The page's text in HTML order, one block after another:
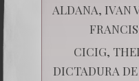
ALDANA, IVAN
CICIG,
DICTADURA